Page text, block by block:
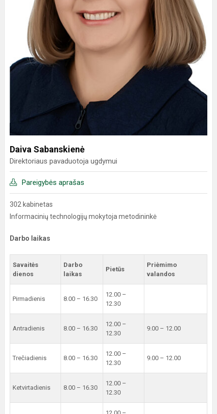
Daiva Sabanskienė
Direktoriaus pavaduotoja ugdymui
Pareigybės aprašas
302 kabinetas
Informacinių technologijų mokytoja metodininkė
Darbo laikas
Savaitės
dienos
Darbo
laikas
Pietūs
Priėmimo
valandos
Pirmadienis 8.00 – 16.30
12.00 –
12.30
Antradienis 8.00 – 16.30
12.00 –
12.30
9.00 – 12.00
Trečiadienis 8.00 – 16.30
12.00 –
12.30
9.00 – 12.00
Ketvirtadienis 8.00 – 16.30
12.00 –
12.30